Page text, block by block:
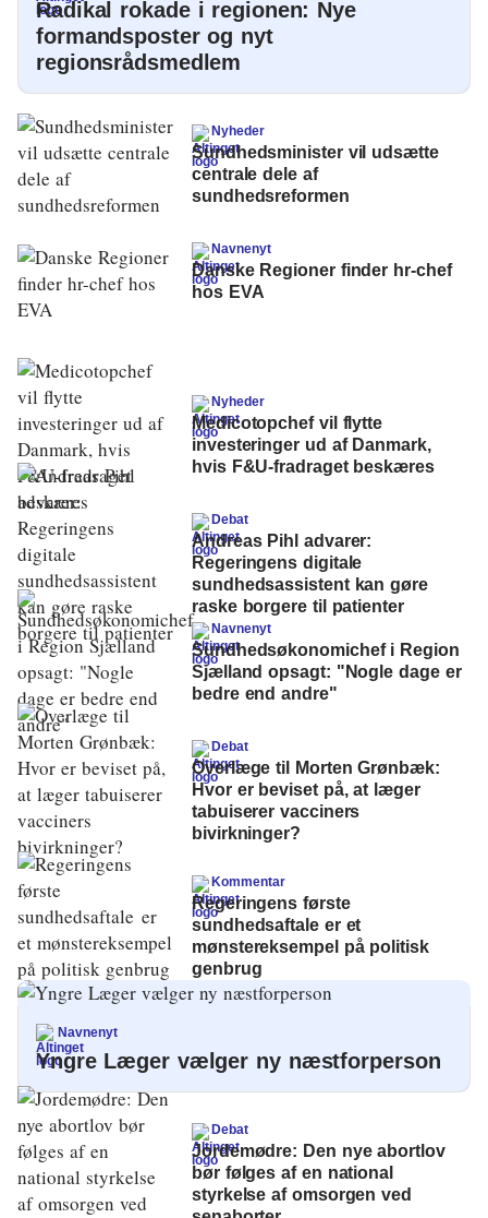
Radikal rokade i regionen: Nye
formandsposter og nyt
regionsrådsmedlem
Nyheder
Sundhedsminister vil udsætte
centrale dele af
sundhedsreformen
Navnenyt
Danske Regioner finder hr-chef
hos EVA
Nyheder
Medicotopchef vil flytte
investeringer ud af Danmark,
hvis F&U-fradraget beskæres
Debat
Andreas Pihl advarer:
Regeringens digitale
sundhedsassistent kan gøre
raske borgere til patienter
Navnenyt
Sundhedsøkonomichef i Region
Sjælland opsagt: "Nogle dage er
bedre end andre"
Debat
Overlæge til Morten Grønbæk:
Hvor er beviset på, at læger
tabuiserer vacciners
bivirkninger?
Kommentar
Regeringens første
sundhedsaftale er et
mønstereksempel på politisk
genbrug
Navnenyt
Yngre Læger vælger ny næstforperson
Debat
Jordemødre: Den nye abortlov
bør følges af en national
styrkelse af omsorgen ved